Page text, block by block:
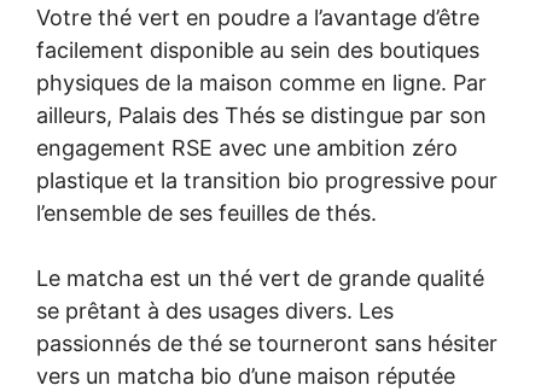
Votre thé vert en poudre a l’avantage d’être
facilement disponible au sein des boutiques
physiques de la maison comme en ligne. Par
ailleurs, Palais des Thés se distingue par son
engagement RSE avec une ambition zéro
plastique et la transition bio progressive pour
l’ensemble de ses feuilles de thés.
Le matcha est un thé vert de grande qualité
se prêtant à des usages divers. Les
passionnés de thé se tourneront sans hésiter
vers un matcha bio d’une maison réputée